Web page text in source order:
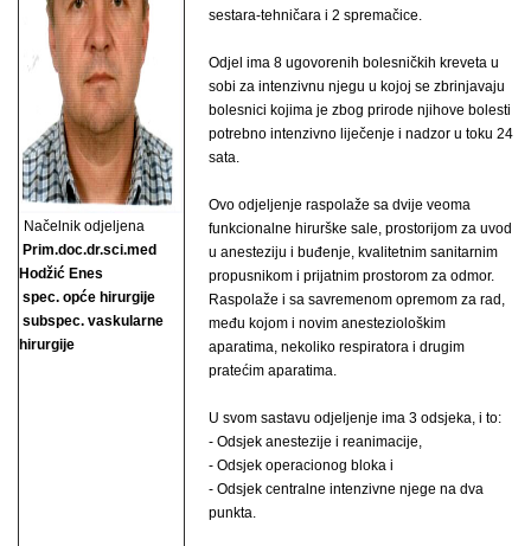
Načelnik odjeljena
Prim.doc.dr.sci.med
Hodžić Enes
spec. opće hirurgije
subspec. vaskularne
hirurgije
sestara-tehničara i 2 spremačice.
Odjel ima 8 ugovorenih bolesničkih kreveta u
sobi za intenzivnu njegu u kojoj se zbrinjavaju
bolesnici kojima je zbog prirode njihove bolesti
potrebno intenzivno liječenje i nadzor u toku 24
sata.
Ovo odjeljenje raspolaže sa dvije veoma
funkcionalne hirurške sale, prostorijom za uvod
u anesteziju i buđenje, kvalitetnim sanitarnim
propusnikom i prijatnim prostorom za odmor.
Raspolaže i sa savremenom opremom za rad,
među kojom i novim anesteziološkim
aparatima, nekoliko respiratora i drugim
pratećim aparatima.
U svom sastavu odjeljenje ima 3 odsjeka, i to:
- Odsjek anestezije i reanimacije,
- Odsjek operacionog bloka i
- Odsjek centralne intenzivne njege na dva
punkta.